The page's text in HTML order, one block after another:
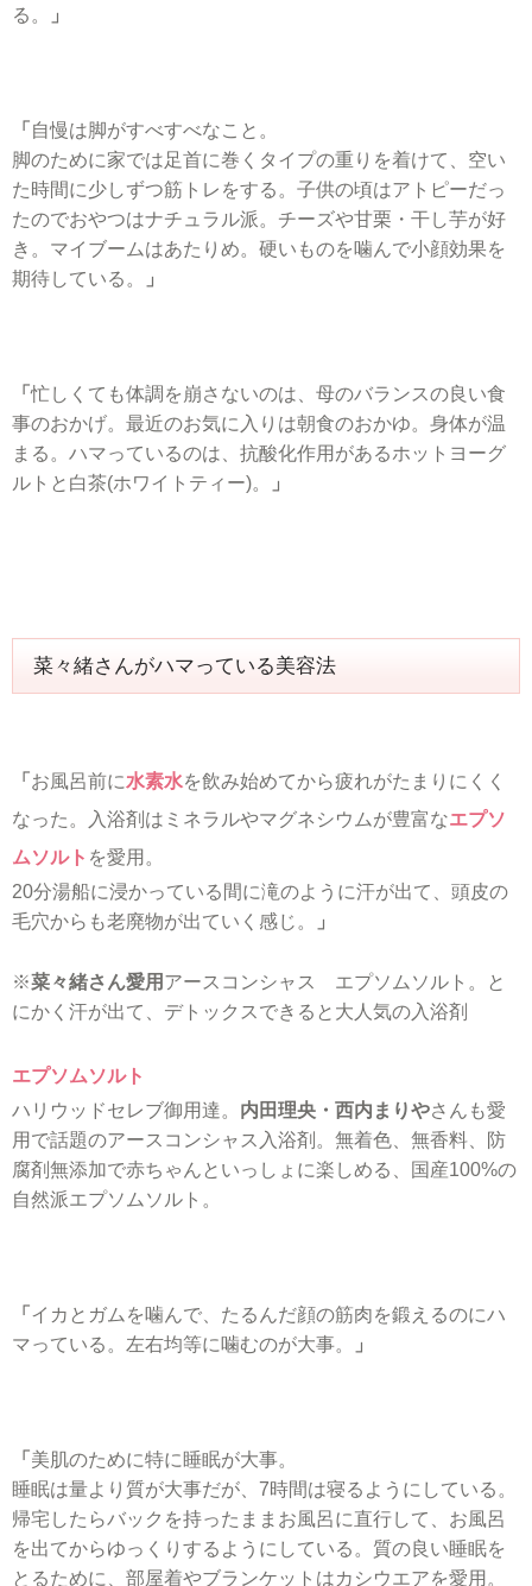
る。
」
「 自慢は脚がすべすべなこと。
脚のために家では足首に巻くタイプの重りを着けて、空い
た時間に少しずつ筋トレをする。 子供の頃はアトピーだっ
たのでおやつはナチュラル派。チーズや甘栗・干し芋が好
き。マイブームはあたりめ。硬いものを噛んで小顔効果を
期待している。
」
「忙しくても体調を崩さないのは、母のバランスの良い食
事のおかげ。最近のお気に入りは朝食のおかゆ。身体が温
まる。 ハマっているのは、抗酸化作用があるホットヨーグ
ルトと白茶(ホワイトティー)。
」
菜々緒さんがハマっている美容法
「 お風呂前に水素水を飲み始めてから疲れがたまりにくく
なった。入浴剤はミネラルやマグネシウムが豊富なエプソ
ムソルト を愛用。
20分湯船に浸かっている間に滝のように汗が出て、頭皮の
毛穴からも老廃物が出ていく感じ。
」
※菜々緒さん愛用 アースコンシャス エプソムソルト。と
にかく汗が出て、デトックスできると大人気の入浴剤
エプソムソルト
ハリウッドセレブ御用達。 内田理央・西内まりやさんも愛
用で話題のアースコンシャス入浴剤。無着色、無香料、防
腐剤無添加で赤ちゃんといっしょに楽しめる、国産100%の
自然派エプソムソルト。
「 イカとガムを噛んで、たるんだ顔の筋肉を鍛えるのにハ
マっている。左右均等に噛むのが大事。
」
「 美肌のために特に睡眠が大事。
睡眠は量より質が大事だが、7時間は寝るようにしている。
帰宅したらバックを持ったままお風呂に直行して、 お風呂
を出てからゆっくりするようにしている。 質の良い睡眠を
とるために、部屋着やブランケットはカシウエアを愛用。